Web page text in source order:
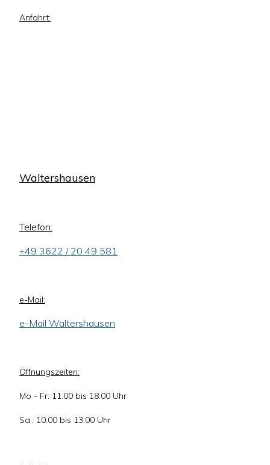
Anfahrt:
Waltershausen
Telefon:
+49 3622 / 20 49 581
e-Mail:
e-Mail Waltershausen
Öffnungszeiten:
Mo - Fr: 11.00 bis 18.00 Uhr
Sa.: 10.00 bis 13.00 Uhr